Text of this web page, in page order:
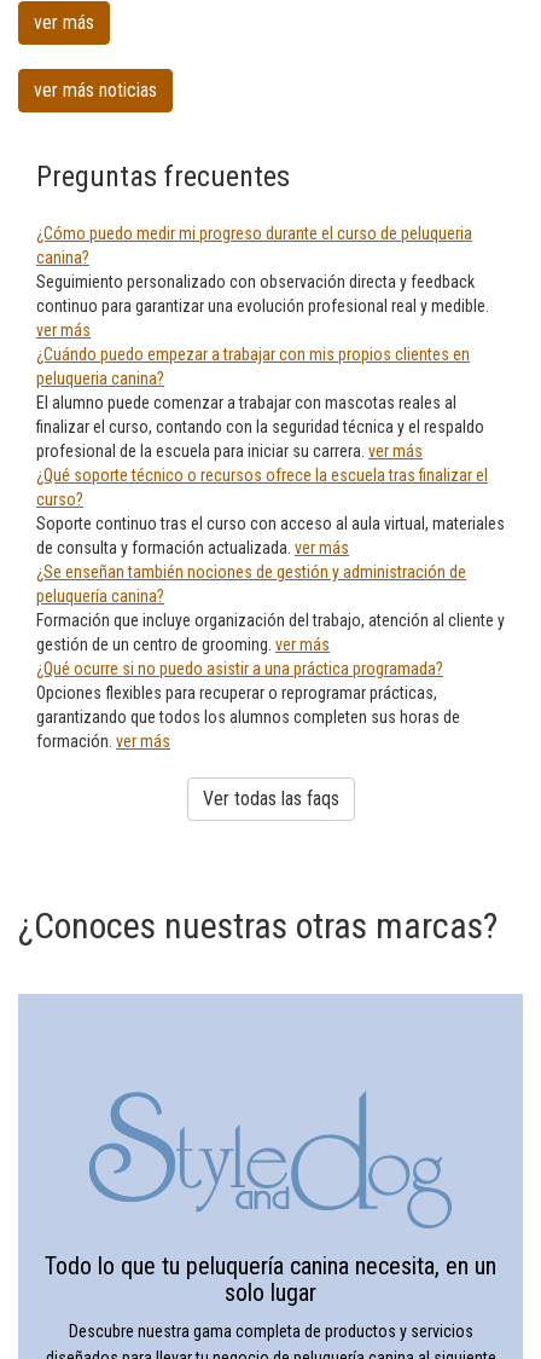
ver más
ver más noticias
Preguntas frecuentes
¿Cómo puedo medir mi progreso durante el curso de peluqueria
canina?
Seguimiento personalizado con observación directa y feedback
continuo para garantizar una evolución profesional real y medible.
ver más
¿Cuándo puedo empezar a trabajar con mis propios clientes en
peluqueria canina?
El alumno puede comenzar a trabajar con mascotas reales al
finalizar el curso, contando con la seguridad técnica y el respaldo
profesional de la escuela para iniciar su carrera. ver más
¿Qué soporte técnico o recursos ofrece la escuela tras finalizar el
curso?
Soporte continuo tras el curso con acceso al aula virtual, materiales
de consulta y formación actualizada. ver más
¿Se enseñan también nociones de gestión y administración de
peluquería canina?
Formación que incluye organización del trabajo, atención al cliente y
gestión de un centro de grooming. ver más
¿Qué ocurre si no puedo asistir a una práctica programada?
Opciones flexibles para recuperar o reprogramar prácticas,
garantizando que todos los alumnos completen sus horas de
formación. ver más
Ver todas las faqs
¿Conoces nuestras otras marcas?
Todo lo que tu peluquería canina necesita, en un
solo lugar
Descubre nuestra gama completa de productos y servicios